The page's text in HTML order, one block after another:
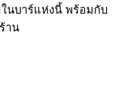
นบาร์แห่งนี้ พร้อมกับ
าน